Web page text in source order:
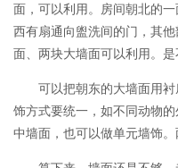
面，可以利用。房间朝北的
西有扇通向盥洗间的门，其
面、两块大墙面可以利用。
可以把朝东的大墙面用衬
饰方式要统一，如不同动物
中墙面，也可以做单元墙饰